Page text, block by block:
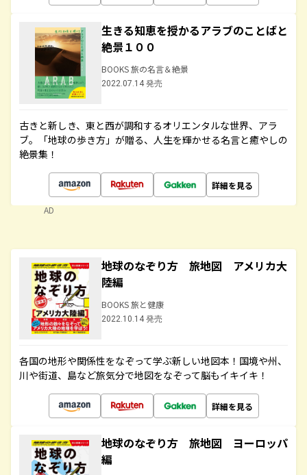
生きる知恵を授かるアラブのことばと
絶景１００
BOOKS 旅の名言＆絶景
2022.07.14 発売
古きと新しき、東と西が調和するオリエンタルな世界、アラ
ブ。「地球の歩き方」が贈る、人生を輝かせる名言と癒やしの
絶景集！
詳細を見る
AD
地球のなぞり方 旅地図 アメリカ大
陸編
BOOKS 旅と健康
2022.10.14 発売
各国の地形や関係性をなぞって学ぶ新しい地図本！国境や州、
川や街道、島など旅気分で地図をなぞって脳もイキイキ！
詳細を見る
地球のなぞり方 旅地図 ヨーロッパ
編